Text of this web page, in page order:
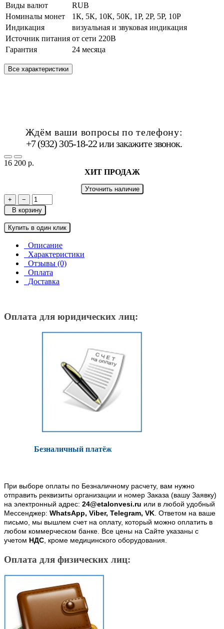
Виды валют
RUB
Номиналы монет
1К, 5К, 10К, 50К, 1Р, 2Р, 5Р, 10Р
Индикация
визуальная и звуковая индикация
Источник питания от сети 220В
Гарантия
24 месяца
Все характеристики
Ждём ваши вопросы по телефону:
+7 (932) 305-18-22 илизакажите звонок.
16 200 р.
ХИТ ПРОДАЖ
Уточнить наличие
+
−
В корзину
Купить в один клик
Описание
Характеристики
Отзывы (0)
Оплата
Доставка
Оплата для юридических лиц:
Безналичный платёж
При выборе оплаты по Безналичному расчету, вам нужно
отправить реквизиты организации и номер Заказа (вашу Заявку)
на электронный адрес: 24@etalonvesi.ru или в любой удобный
Мессенджер: WhatsApp, Viber, Telegram, VK. Ответом на ваше
письмо, мы вышлем счет на оплату, который можно оплатить в
любом коммерческом банке. Все цены на Сайте указаны с
учетом НДС, кроме медицинского оборудования.
Оплата для физических лиц: